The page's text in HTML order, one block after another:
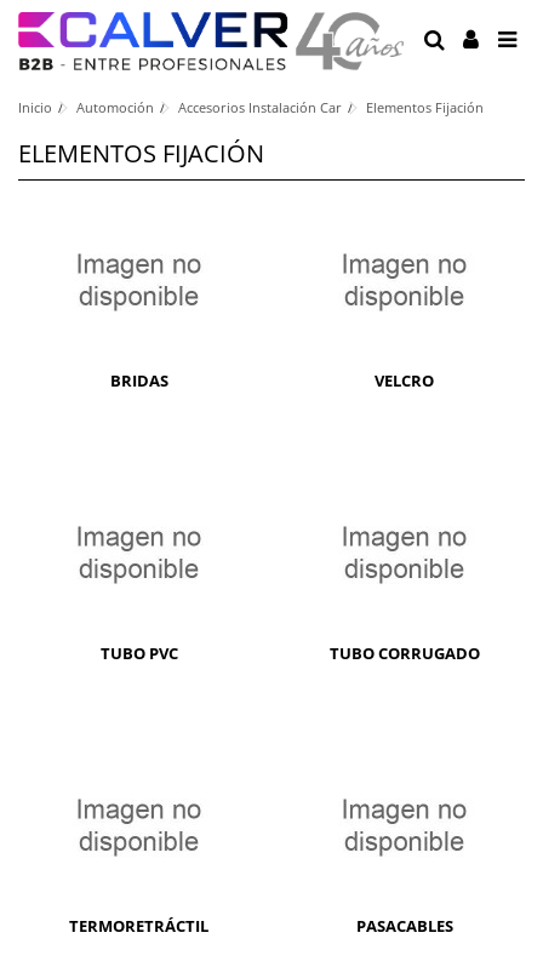
Inicio Automoción Accesorios Instalación Car Elementos Fijación
ELEMENTOS FIJACIÓN
BRIDAS VELCRO
TUBO PVC TUBO CORRUGADO
TERMORETRÁCTIL PASACABLES